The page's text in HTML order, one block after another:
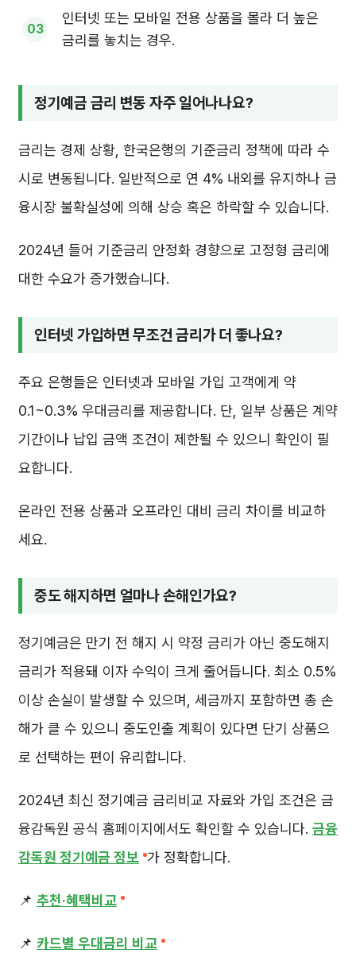
인터넷 또는 모바일 전용 상품을 몰라 더 높은
금리를 놓치는 경우.
정기예금 금리 변동 자주 일어나나요?
금리는 경제 상황, 한국은행의 기준금리 정책에 따라 수
시로 변동됩니다. 일반적으로 연 4% 내외를 유지하나 금
융시장 불확실성에 의해 상승 혹은 하락할 수 있습니다.
2024년 들어 기준금리 안정화 경향으로 고정형 금리에
대한 수요가 증가했습니다.
인터넷 가입하면 무조건 금리가 더 좋나요?
주요 은행들은 인터넷과 모바일 가입 고객에게 약
0.1~0.3% 우대금리를 제공합니다. 단, 일부 상품은 계약
기간이나 납입 금액 조건이 제한될 수 있으니 확인이 필
요합니다.
온라인 전용 상품과 오프라인 대비 금리 차이를 비교하
세요.
중도 해지하면 얼마나 손해인가요?
정기예금은 만기 전 해지 시 약정 금리가 아닌 중도해지
금리가 적용돼 이자 수익이 크게 줄어듭니다. 최소 0.5%
이상 손실이 발생할 수 있으며, 세금까지 포함하면 총 손
해가 클 수 있으니 중도인출 계획이 있다면 단기 상품으
로 선택하는 편이 유리합니다.
2024년 최신 정기예금 금리비교 자료와 가입 조건은 금
융감독원 공식 홈페이지에서도 확인할 수 있습니다. 금융
감독원 정기예금 정보 가 정확합니다.
📌 추천·혜택비교
📌 카드별 우대금리 비교